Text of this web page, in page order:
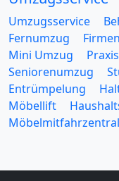
Umzugsservice
Fernumzug
Mini Umzug
Seniorenumzug
Entrümpelung
Möbellift